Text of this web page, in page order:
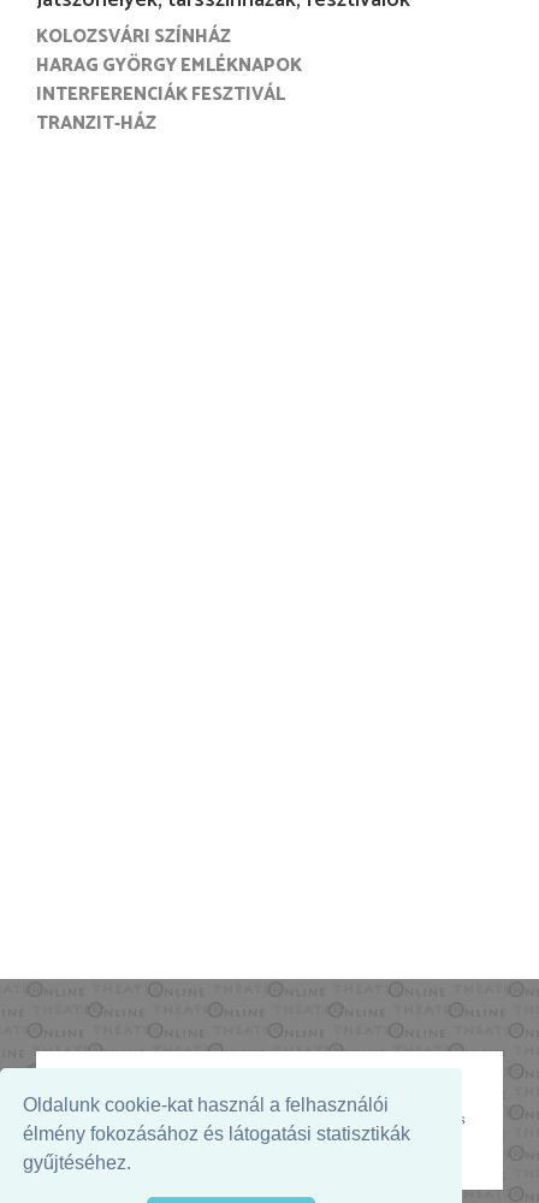
Oldalunk cookie-kat használ a felhasználói
élmény fokozásához és látogatási statisztikák
gyűjtéséhez.
KOLOZSVÁRI SZÍNHÁZ
HARAG GYÖRGY EMLÉKNAPOK
INTERFERENCIÁK FESZTIVÁL
TRANZIT-HÁZ
Az oldal megjelenését támogatja: